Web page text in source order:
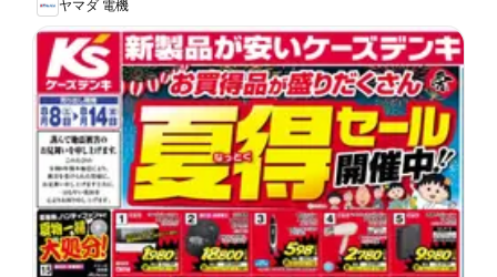
ヤマダ 電機